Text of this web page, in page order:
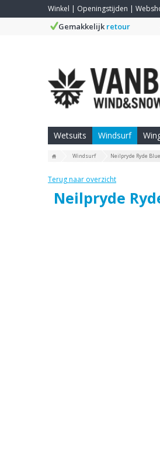
Winkel | Openingstijden |
Gemakkelijk retour
Wetsuits Windsurf
Windsurf Neilpryde Ryde
Terug naar overzicht
Neilpryde